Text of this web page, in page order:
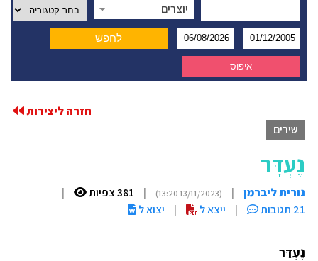
יוצרים
חזרה ליצירות
שירים
נֶעְדָּר
נורית ליברמן |
(13/11/2023 13:20)
| 381 צפיות
|
21 תגובות
| ייצא ל | יצוא ל
נֶעְדָּר